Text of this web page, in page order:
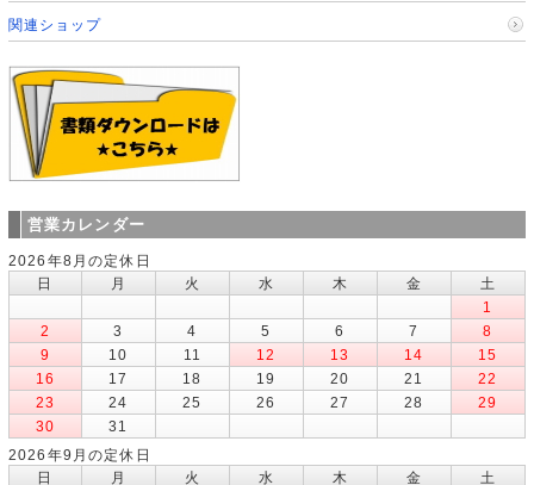
関連ショップ
営業カレンダー
2026年8月の定休日
日
月 火 水 木 金
土
1
2
3 4 5 6 7
8
9
10 11 12 13 14
15
16
17 18 19 20 21
22
23
24 25 26 27 28
29
30
31
2026年9月の定休日
日
月 火 水 木 金
土